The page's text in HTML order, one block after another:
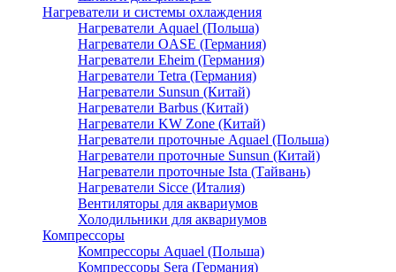
Нагреватели и системы охлаждения
Нагреватели Aquael (Польша)
Нагреватели OASE (Германия)
Нагреватели Eheim (Германия)
Нагреватели Tetra (Германия)
Нагреватели Sunsun (Китай)
Нагреватели Barbus (Китай)
Нагреватели KW Zone (Китай)
Нагреватели проточные Aquael (Польша)
Нагреватели проточные Sunsun (Китай)
Нагреватели проточные Ista (Тайвань)
Нагреватели Sicce (Италия)
Вентиляторы для аквариумов
Холодильники для аквариумов
Компрессоры
Компрессоры Aquael (Польша)
Компрессоры Sera (Германия)